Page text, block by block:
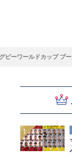
ハン
スリー
WE
ー日本
フィ
今日
ための
サイ
後藤
元ト
Do
ビーワールドカップ プ